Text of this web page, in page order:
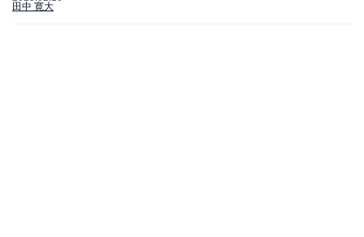
田中 寛大